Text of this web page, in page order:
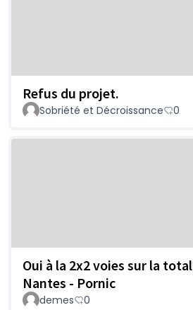
Refus du projet.
Sobriété et Décroissance 0
Oui à la 2x2 voies sur la
Nantes - Pornic
demes 0